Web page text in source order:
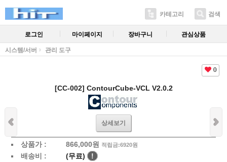
카테고리 검색
로그인 마이페이지 장바구니 관심상품
시스템/서버 관리 도구
0
[CC-002] ContourCube-VCL V2.0.2
상세보기
상품가 : 866,000원 적립금:6920원
배송비 : (무료)
!